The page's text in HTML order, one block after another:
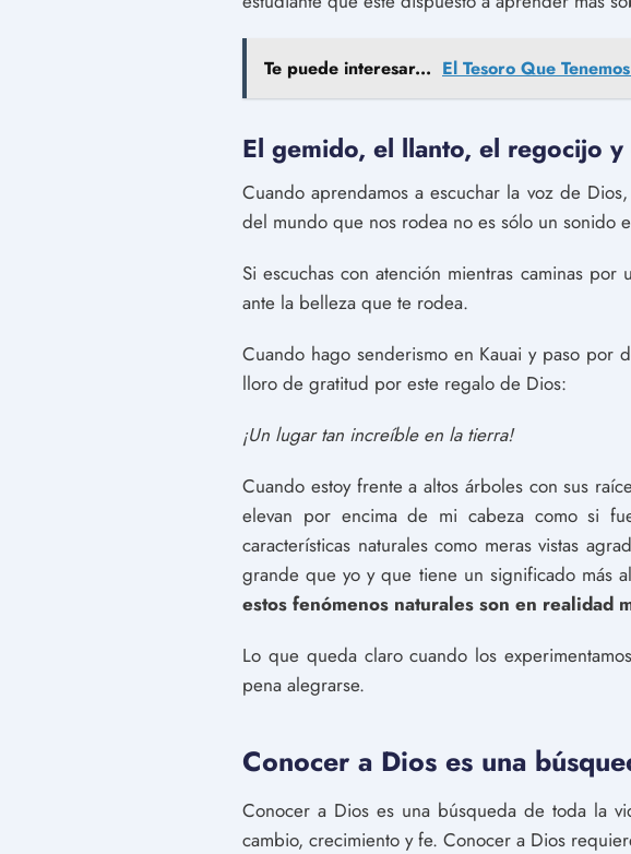
Te puede interesar... El Tesoro Que
El gemido, el llanto, el regocijo
Cuando aprendamos a escuchar la voz de
del mundo que nos rodea no es sólo un sonido
Si escuchas con atención mientras caminas
ante la belleza que te rodea.
Cuando hago senderismo en Kauai y paso por
lloro de gratitud por este regalo de Dios:
¡Un lugar tan increíble en la tierra!
Cuando estoy frente a altos árboles con sus
elevan por encima de mi cabeza como si
características naturales como meras vistas
grande que yo y que tiene un significado más
estos fenómenos naturales son en realidad
Lo que queda claro cuando los
pena alegrarse.
Conocer a Dios es una
Conocer a Dios es una búsqueda de toda la
cambio, crecimiento y fe. Conocer a Dios